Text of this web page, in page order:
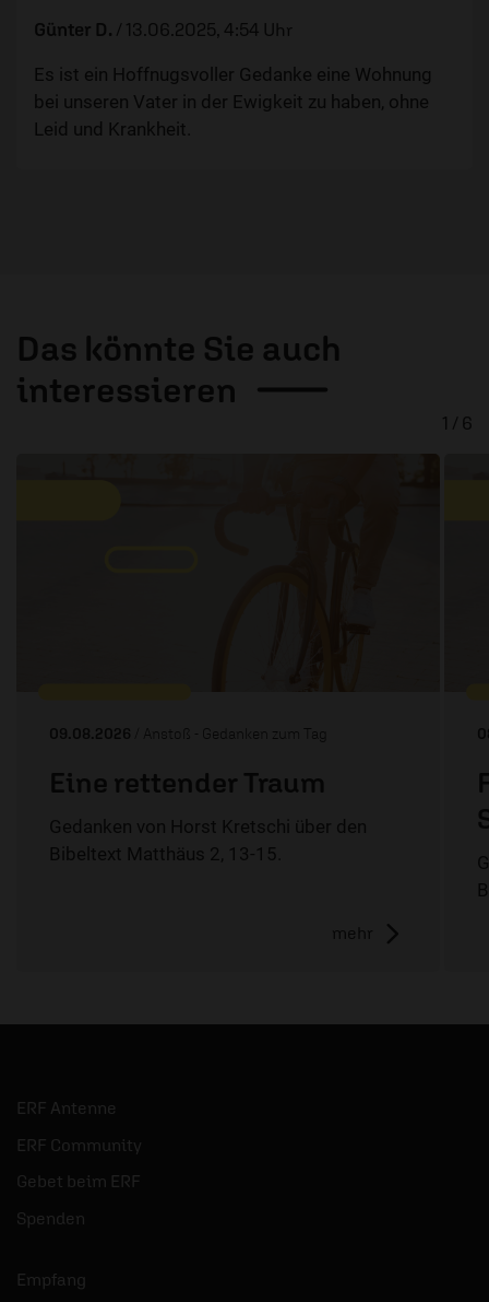
Günter D. / 13.06.2025, 4:54 Uhr
Es ist ein Hoffnugsvoller Gedanke eine Wohnung
bei unseren Vater in der Ewigkeit zu haben, ohne
Leid und Krankheit.
Das könnte Sie auch
interessieren
09.08.2026 / Anstoß - Gedanken zum Tag
Eine rettender Traum
Gedanken von Horst Kretschi über den
Bibeltext Matthäus 2, 13-15.
mehr
1 / 6
ERF Antenne
ERF Community
Gebet beim ERF
Spenden
Empfang